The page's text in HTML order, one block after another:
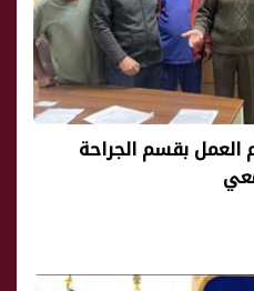
العمل بقسم الجراحة